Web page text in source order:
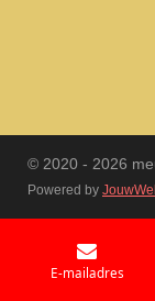
© 2020 - 2026
Powered by
E-mailadres